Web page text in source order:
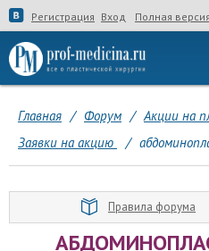
Регистрация Вход Полная версия
Главная / Форум / Акции на
Заявки на акцию
/
Правила форума